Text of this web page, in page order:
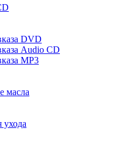
DVD
Audio CD
MP3
масла
ухода